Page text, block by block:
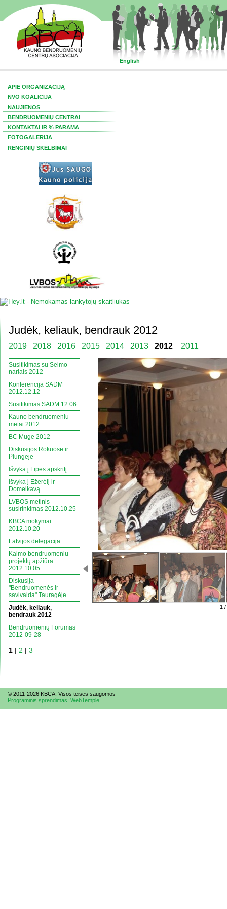
English
APIE ORGANIZACIJĄ
NVO KOALICIJA
NAUJIENOS
BENDRUOMENIŲ CENTRAI
KONTAKTAI IR % PARAMA
FOTOGALERIJA
RENGINIŲ SKELBIMAI
Judėk, keliauk, bendrauk 2012
2019 2018 2016 2015 2014 2013 2012 2011
Susitikimas su Seimo
nariais 2012
Konferencija SADM
2012.12.12
Susitikimas SADM 12.06
Kauno bendruomeniu
metai 2012
BC Muge 2012
Diskusijos Rokuose ir
Plungeje
Išvyka į Lipės apskritį
Išvyka į Ežerėlį ir
Domeikavą
LVBOS metinis
susirinkimas 2012.10.25
KBCA mokymai
2012.10.20
Latvijos delegacija
Kaimo bendruomenių
projektų apžiūra
2012.10.05
Diskusija
"Bendruomenės ir
savivalda" Tauragėje
Judėk, keliauk,
bendrauk 2012
Bendruomenių Forumas
2012-09-28
1 | 2 | 3
1
© 2011-2026 KBCA. Visos teisės saugomos
Programinis sprendimas: WebTemple